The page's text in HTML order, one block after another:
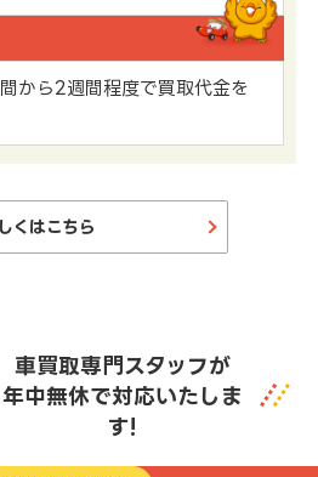
から2週間程度で買取代金を
くはこちら
車買取専門スタッフが
年中無休で対応いたしま
す!